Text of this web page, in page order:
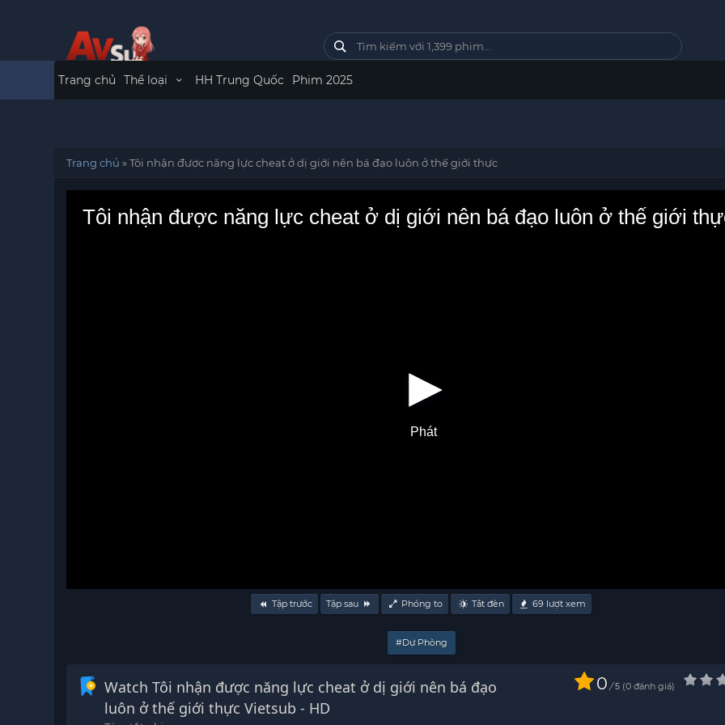
Trang chủ Thể loại HH Trung Quốc Phim 2025
Trang chủ »Tôi nhận được năng lực cheat ở dị giới nên bá đạo luôn ở thế giới thực
Tôi nhận được năng lực cheat ở dị giới nên bá đạo luôn ở thế giới
Phát
Tập trước Tập sau Phóng to Tắt đèn 69 lượt xem
#Dự Phòng
Watch Tôi nhận được năng lực cheat ở dị giới nên bá đạo
luôn ở thế giới thực Vietsub - HD
0 / 5 0 đánh giá